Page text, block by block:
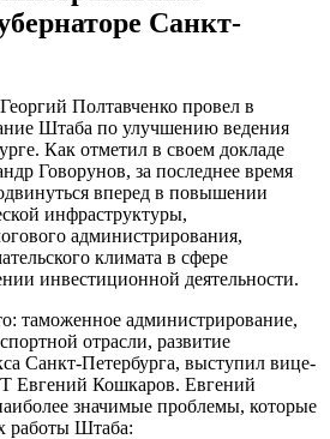
Санкт-
Полтавченко провел в
Штаба по улучшению ведения
Как отметил в своем докладе
Говорунов, за последнее время
вперед в повышении
инфраструктуры,
администрирования,
климата в сфере
инвестиционной деятельности.
таможенное администрирование,
отрасли, развитие
Санкт-Петербурга, выступил вице-
Кошкаров. Евгений
значимые проблемы, которые
работы Штаба: